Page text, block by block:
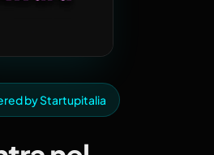
by Startupitalia